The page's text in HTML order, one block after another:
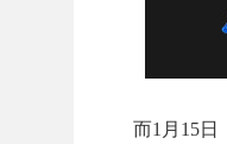
而1月15日